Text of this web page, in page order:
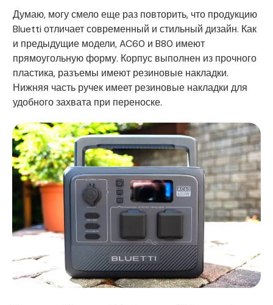
Думаю, могу смело еще раз повторить, что продукцию
Bluetti отличает современный и стильный дизайн. Как
и предыдущие модели, AC60 и B80 имеют
прямоугольную форму. Корпус выполнен из прочного
пластика, разъемы имеют резиновые накладки.
Нижняя часть ручек имеет резиновые накладки для
удобного захвата при переноске.